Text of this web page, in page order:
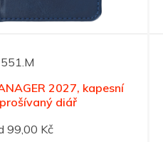
2027, kapesní
diář
99,00 Kč